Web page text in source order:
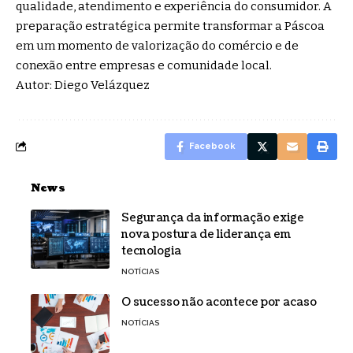
qualidade, atendimento e experiência do consumidor. A
preparação estratégica permite transformar a Páscoa
em um momento de valorização do comércio e de
conexão entre empresas e comunidade local.
Autor: Diego Velázquez
Facebook
News
Segurança da informação exige
nova postura de liderança em
tecnologia
NOTÍCIAS
O sucesso não acontece por acaso
NOTÍCIAS